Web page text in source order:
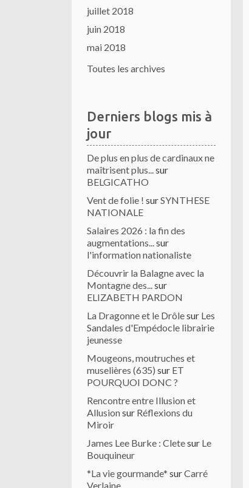
juillet 2018
juin 2018
mai 2018
Toutes les archives
Derniers blogs mis à
jour
De plus en plus de cardinaux ne
maîtrisent plus...sur
BELGICATHO
Vent de folie ! surSYNTHESE
NATIONALE
Salaires 2026 : la fin des
augmentations...sur
l'information nationaliste
Découvrir la Balagne avec la
Montagne des...sur
ELIZABETH PARDON
La Dragonne et le Drôlesur Les
Sandales d'Empédocle librairie
jeunesse
Mougeons, moutruches et
muselières (635) sur ET
POURQUOI DONC ?
Rencontre entre Illusion et
Allusionsur Réflexions du
Miroir
James Lee Burke : Cletesur Le
Bouquineur
*La vie gourmande* surCarré
Verlaine